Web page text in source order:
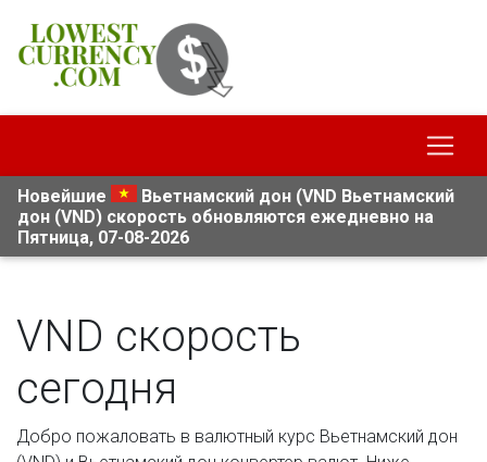
Новейшие
Вьетнамский дон (VND Вьетнамский
дон (VND) скорость обновляются ежедневно на
Пятница, 07-08-2026
VND скорость
сегодня
Добро пожаловать в валютный курс Вьетнамский дон